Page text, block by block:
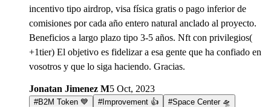
incentivo tipo airdrop, visa física gratis o pago inferior de
comisiones por cada año entero natural anclado al proyecto.
Beneficios a largo plazo tipo 3-5 años. Nft con privilegios(
+1tier) El objetivo es fidelizar a esa gente que ha confiado en
vosotros y que lo siga haciendo. Gracias.
Jonatan Jimenez M5 Oct, 2023
#B2M Token 💙 #Improvement 👍 #Space Center 🛸